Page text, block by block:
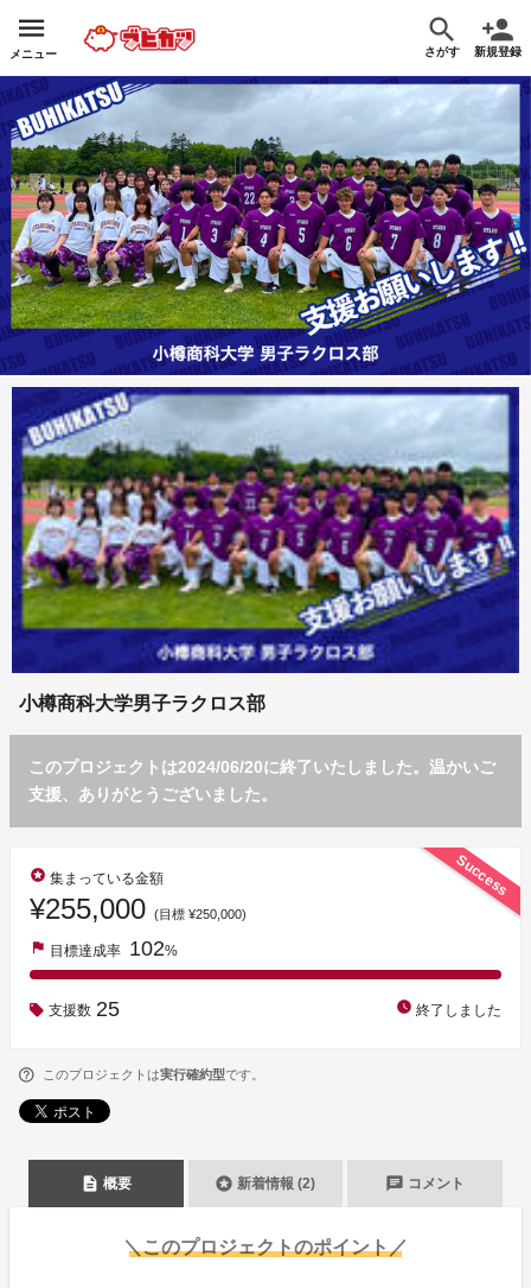
メニュー さがす 新規登録
小樽商科大学男子ラクロス部
このプロジェクトは2024/06/20に終了いたしました。温かいご
支援、ありがとうございました。
Success
stars 集まっている金額
¥255,000 (目標 ¥250,000)
flag 目標達成率 102%
支援数 25 watch_later 終了しました
このプロジェクトは実行確約型です。
description 概要 stars 新着情報 (2) chat コメント
＼このプロジェクトのポイント／